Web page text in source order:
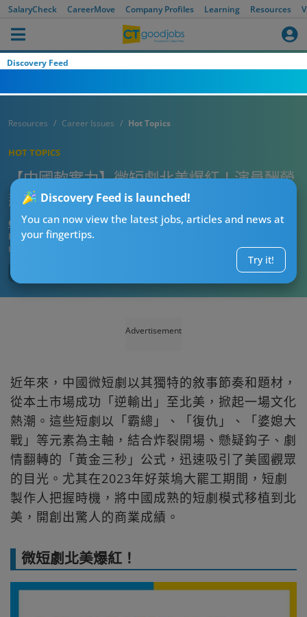
SalaryCheck CareerMove Company Profiles Learning Resources
Discovery Feed
Discovery Feed is launched!
You can now view the latest jobs, articles and news at
your fingertips.
Try it!
Resources Career Issues Hot Topics
HOT TOPICS
【中國軟實力】微短劇北美爆紅！演員酬勞
飆升7倍 三個月狂賺2500萬美元票房
CTgoodjobs’ Editor
Published:2025-07-04 12:35
Updated:
Advertisement
近年來，中國微短劇以其獨特的敘事節奏和題材，
從本土市場成功「逆輸出」至北美，掀起一場文化
熱潮。這些短劇以「霸總」、「復仇」、「婆媳大
戰」等元素為主軸，結合炸裂開場、懸疑鈎子、劇
情翻轉的「黃金三秒」公式，迅速吸引了美國觀眾
的目光。尤其在2023年好萊塢大罷工期間，短劇
製作人把握時機，將中國成熟的短劇模式移植到北
美，開創出驚人的商業成績。
微短劇北美爆紅！